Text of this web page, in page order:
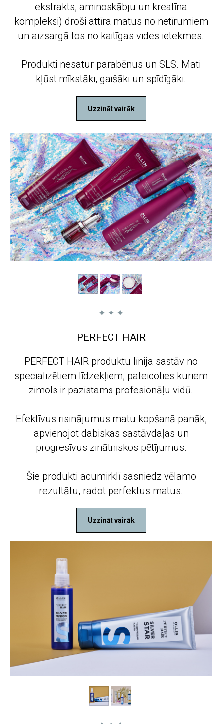
ekstrakts, aminoskābju un kreatīna
kompleksi) droši attīra matus no netīrumiem
un aizsargā tos no kaitīgas vides ietekmes.
Produkti nesatur parabēnus un SLS. Mati
kļūst mīkstāki, gaišāki un spīdīgāki.
Uzzināt vairāk
PERFECT HAIR
PERFECT HAIR produktu līnija sastāv no
specializētiem līdzekļiem, pateicoties kuriem
zīmols ir pazīstams profesionāļu vidū.
Efektīvus risinājumus matu kopšanā panāk,
apvienojot dabiskas sastāvdaļas un
progresīvus zinātniskos pētījumus.
Šie produkti acumirklī sasniedz vēlamo
rezultātu, radot perfektus matus.
Uzzināt vairāk